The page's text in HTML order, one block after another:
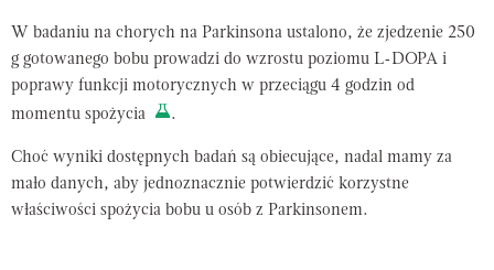
W badaniu na chorych na Parkinsona ustalono, że zjedzenie 250
g gotowanego bobu prowadzi do wzrostu poziomu L-DOPA i
poprawy funkcji motorycznych w przeciągu 4 godzin od
momentu spożycia
.
Choć wyniki dostępnych badań są obiecujące, nadal mamy za
mało danych, aby jednoznacznie potwierdzić korzystne
właściwości spożycia bobu u osób z Parkinsonem.